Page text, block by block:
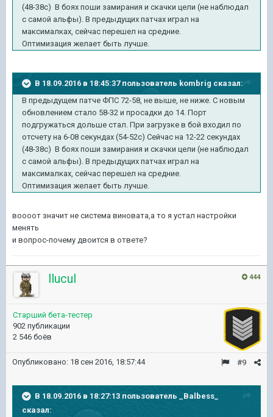
(48-38с) В боях поши замирания и скачки цели (не наблюдал
с самой альфы). В предыдущих патчах играл на
максималках, сейчас перешел на средние.
Оптимизация желает быть лучше.
В 18.09.2016 в 18:45:37 пользователь kombrig сказал:
В предыдущем патче ФПС 72-58, не выше, не ниже. С новым
обновлением стало 58-32 и просадки до 14. Порт
подгружаться дольше стал. При загрузке в бой входил по
отсчету на 6-08 секундах (54-52с) Сейчас на 12-22 секундах
(48-38с) В боях поши замирания и скачки цели (не наблюдал
с самой альфы). В предыдущих патчах играл на
максималках, сейчас перешел на средние.
Оптимизация желает быть лучше.
воооот значит не система виновата,а то я устал настройки
менять
и вопрос-почему двоится в ответе?
444
llucul
Старший бета-тестер
902 публикации
2 546 боёв
#9
Опубликовано: 18 сен 2016, 18:57:44
В 18.09.2016 в 18:27:13 пользователь _Balbess_
сказал: